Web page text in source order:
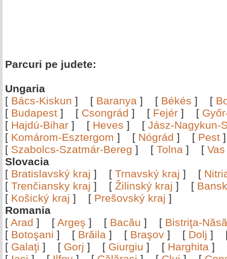
Parcuri pe judete:
Ungaria
[ Bács-Kiskun ] [ Baranya ] [ Békés ] [
[ Budapest ] [ Csongrád ] [ Fejér ] [
[ Hajdú-Bihar ] [ Heves ] [ Jász-Nagykun-
[ Komárom-Esztergom ] [ Nógrád ] [ Pest
[ Szabolcs-Szatmár-Bereg ] [ Tolna ] [ Vas
Slovacia
[ Bratislavský kraj ] [ Trnavský kraj ] [
[ Trenčiansky kraj ] [ Žilinský kraj ] [
[ Košický kraj ] [ Prešovský kraj ]
Romania
[ Arad ] [ Argeş ] [ Bacău ] [ Bistriţa-
[ Botoşani ] [ Brăila ] [ Braşov ] [ Dolj ]
[ Galaţi ] [ Gorj ] [ Giurgiu ] [ Harghita ]